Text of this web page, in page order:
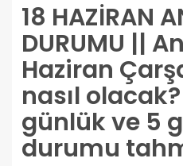
18 HAZİRAN
DURUMU ||
Haziran
nasıl
günlük ve 5
durumu